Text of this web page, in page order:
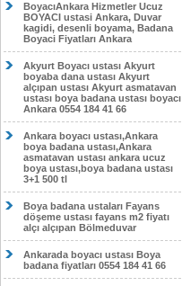
BoyacıAnkara Hizmetler Ucuz
BOYACI ustasi Ankara, Duvar
kagidi, desenli boyama, Badana
Boyaci Fiyatları Ankara
Akyurt Boyacı ustası Akyurt
boyaba dana ustası Akyurt
alçıpan ustası Akyurt asmatavan
ustası boya badana ustası boyacı
Ankara 0554 184 41 66
Ankara boyacı ustası,Ankara
boya badana ustası,Ankara
asmatavan ustası ankara ucuz
boya ustası,boya badana ustası
3+1 500 tl
Boya badana ustaları Fayans
döşeme ustası fayans m2 fiyatı
alçı alçıpan Bölmeduvar
Ankarada boyacı ustası Boya
badana fiyatları 0554 184 41 66